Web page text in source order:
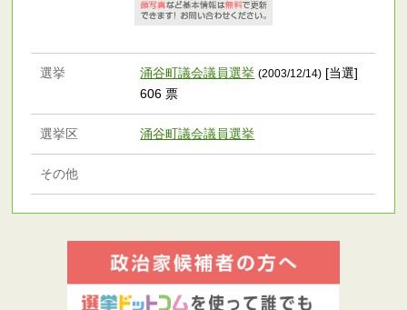
選挙 涌谷町議会議員選挙 (2003/12/14) [当選]
606 票
選挙区 涌谷町議会議員選挙
その他